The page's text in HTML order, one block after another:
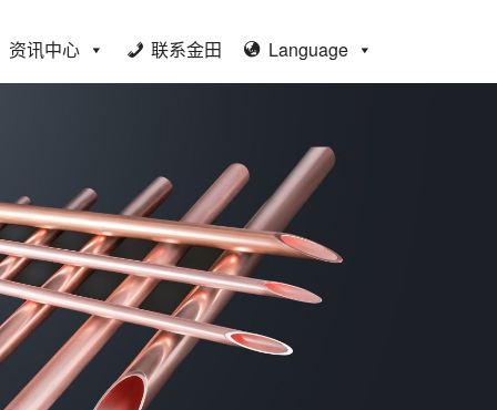
资讯中心 联系金田 Language